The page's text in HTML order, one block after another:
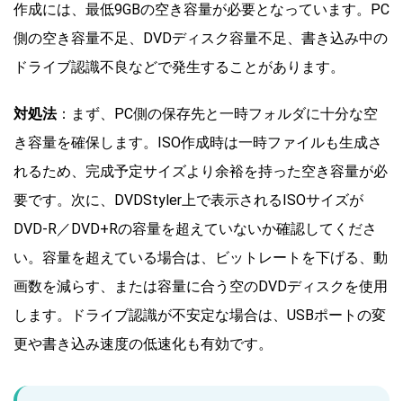
作成には、最低9GBの空き容量が必要となっています。PC
側の空き容量不足、DVDディスク容量不足、書き込み中の
ドライブ認識不良などで発生することがあります。
対処法：まず、PC側の保存先と一時フォルダに十分な空
き容量を確保します。ISO作成時は一時ファイルも生成さ
れるため、完成予定サイズより余裕を持った空き容量が必
要です。次に、DVDStyler上で表示されるISOサイズが
DVD-R／DVD+Rの容量を超えていないか確認してくださ
い。容量を超えている場合は、ビットレートを下げる、動
画数を減らす、または容量に合う空のDVDディスクを使用
します。ドライブ認識が不安定な場合は、USBポートの変
更や書き込み速度の低速化も有効です。